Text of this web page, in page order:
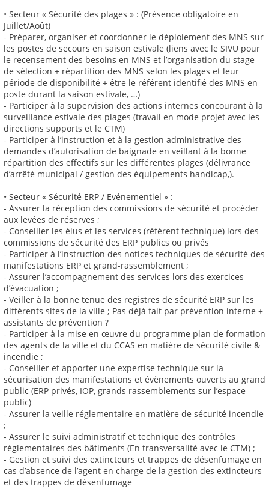
• Secteur « Sécurité des plages » : (Présence obligatoire en
Juillet/Août)
- Préparer, organiser et coordonner le déploiement des MNS sur
les postes de secours en saison estivale (liens avec le SIVU pour
le recensement des besoins en MNS et l’organisation du stage
de sélection + répartition des MNS selon les plages et leur
période de disponibilité + être le référent identifié des MNS en
poste durant la saison estivale, …)
- Participer à la supervision des actions internes concourant à la
surveillance estivale des plages (travail en mode projet avec les
directions supports et le CTM)
- Participer à l’instruction et à la gestion administrative des
demandes d’autorisation de baignade en veillant à la bonne
répartition des effectifs sur les différentes plages (délivrance
d’arrêté municipal / gestion des équipements handicap,).
• Secteur « Sécurité ERP / Evénementiel » :
- Assurer la réception des commissions de sécurité et procéder
aux levées de réserves ;
- Conseiller les élus et les services (référent technique) lors des
commissions de sécurité des ERP publics ou privés
- Participer à l’instruction des notices techniques de sécurité des
manifestations ERP et grand-rassemblement ;
- Assurer l’accompagnement des services lors des exercices
d’évacuation ;
- Veiller à la bonne tenue des registres de sécurité ERP sur les
différents sites de la ville ; Pas déjà fait par prévention interne +
assistants de prévention ?
- Participer à la mise en œuvre du programme plan de formation
des agents de la ville et du CCAS en matière de sécurité civile &
incendie ;
- Conseiller et apporter une expertise technique sur la
sécurisation des manifestations et évènements ouverts au grand
public (ERP privés, IOP, grands rassemblements sur l’espace
public)
- Assurer la veille réglementaire en matière de sécurité incendie
;
- Assurer le suivi administratif et technique des contrôles
réglementaires des bâtiments (En transversalité avec le CTM) ;
- Gestion et suivi des extincteurs et trappes de désenfumage en
cas d’absence de l’agent en charge de la gestion des extincteurs
et des trappes de désenfumage